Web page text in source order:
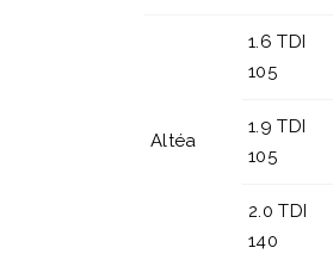
Altéa
1.6 TDI
105
1.9 TDI
105
2.0 TDI
140